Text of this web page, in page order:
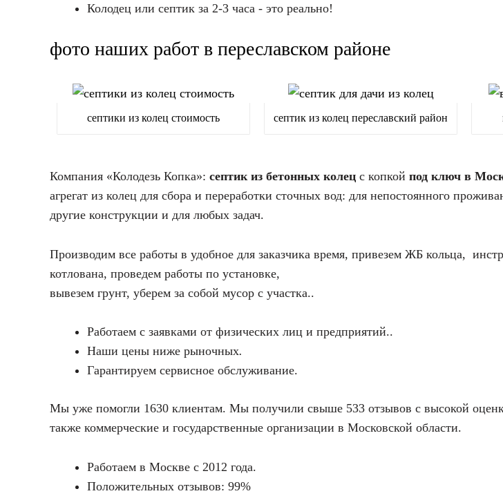
Колодец или септик за 2-3 часа - это реально!
фото наших работ в переславском районе
септики из колец стоимость септик из колец переславский район
Компания «Колодезь Копка»: септик из бетонных колец с копкой под ключ в
агрегат из колец для сбора и переработки сточных вод: для непостоянного
другие конструкции и для любых задач.
Производим все работы в удобное для заказчика время, привезем ЖБ кольца,
котлована, проведем работы по установке,
вывезем грунт, уберем за собой мусор с участка..
Работаем с заявками от физических лиц и предприятий..
Наши цены ниже рыночных.
Гарантируем сервисное обслуживание.
Мы уже помогли 1630 клиентам. Мы получили свыше 533 отзывов с высокой
также коммерческие и государственные организации в Московской области.
Работаем в Москве с 2012 года.
Положительных отзывов: 99%